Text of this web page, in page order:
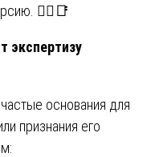
👮‍♂️📑
экспертизу
основания для
признания его